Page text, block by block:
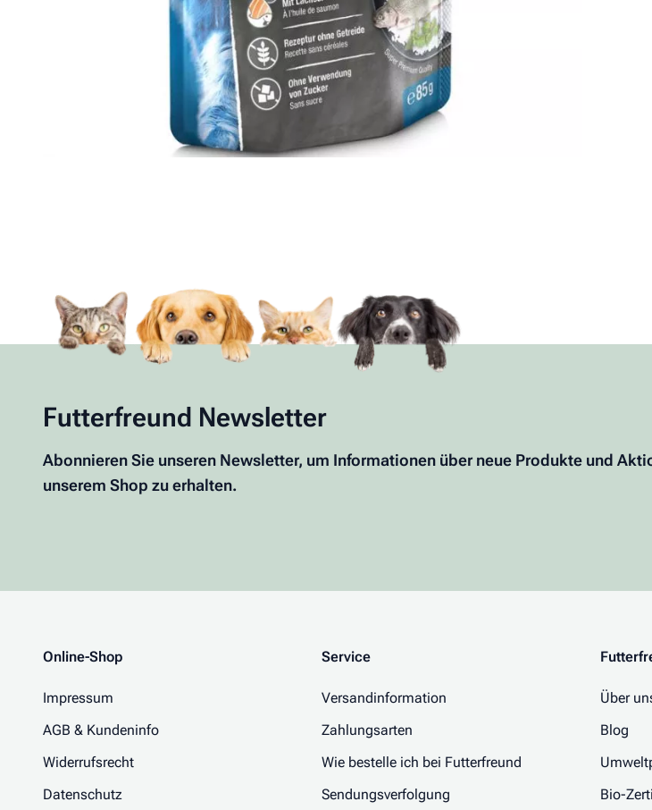
Made in Germany - aus eigener Herstellung
Futterfreund Newsletter
Abonnieren Sie unseren Newsletter, um Informationen über neue Produkte und
unserem Shop zu erhalten.
Online-Shop
Impressum
AGB & Kundeninfo
Widerrufsrecht
Datenschutz
Service
Versandinformation
Zahlungsarten
Wie bestelle ich bei Futterfreund
Sendungsverfolgung
Über
Blog
Bio-